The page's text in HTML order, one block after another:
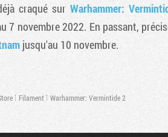
craqué sur Warhammer:
novembre 2022. En passant,
jusqu'au 10 novembre.
Filament Warhammer: Vermintide 2